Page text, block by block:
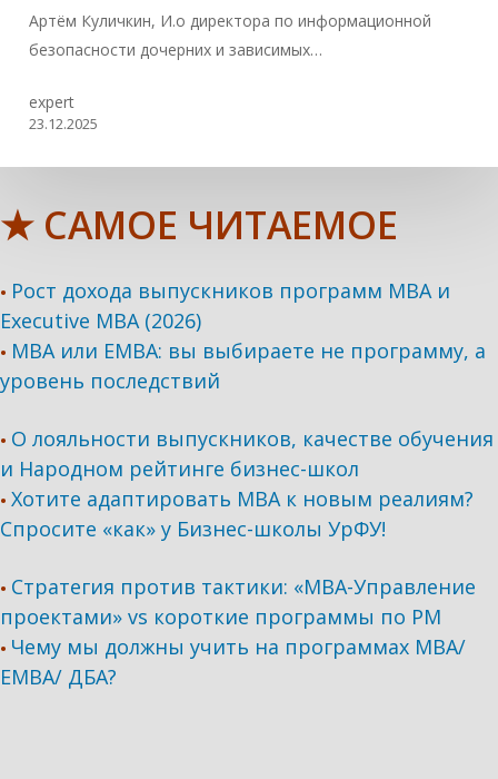
Артём Куличкин, И.о директора по информационной
безопасности дочерних и зависимых…
expert
23.12.2025
★ САМОЕ ЧИТАЕМОЕ
• Рост дохода выпускников программ МВА и
Executive MBA (2026)
• MBA или EMBA: вы выбираете не программу, а
уровень последствий
• О лояльности выпускников, качестве обучения
и Народном рейтинге бизнес-школ
•Хотите адаптировать МВА к новым реалиям?
Спросите «как» у Бизнес-школы УрФУ!
• Стратегия против тактики: «МВА-Управление
проектами» vs короткие программы по PM
• Чему мы должны учить на программах МВА/
ЕМВА/ ДБА?